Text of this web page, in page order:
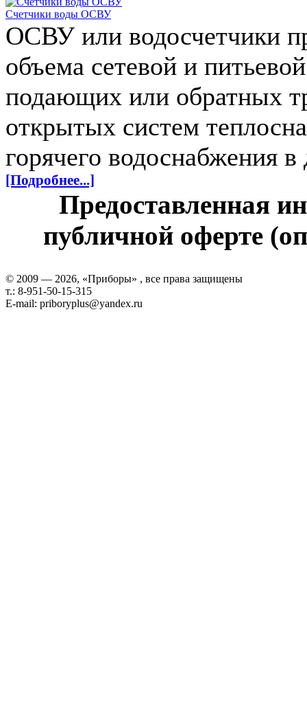
Счетчики воды ОСВУ
ОСВУ или водосчетчики
объема сетевой и
подающих или обратных
открытых систем
горячего водоснабжения
[Подробнее...]
Предоставленная
публичной оферте
© 2009 — 2026, «Приборы» , все права защищены
т.: 8-951-50-15-315
E-mail: priboryplus@yandex.ru